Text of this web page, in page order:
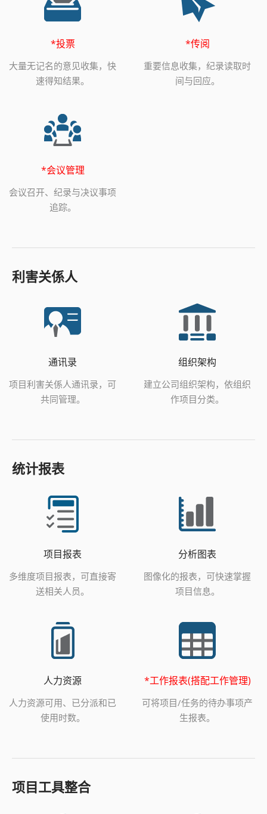
*投票
大量无记名的意见收集，快
速得知结果。
*传阅
重要信息收集，纪录读取时
间与回应。
*会议管理
会议召开、纪录与决议事项
追踪。
利害关係人
通讯录
项目利害关係人通讯录，可
共同管理。
组织架构
建立公司组织架构，依组织
作项目分类。
统计报表
项目报表
多维度项目报表，可直接寄
送相关人员。
分析图表
图像化的报表，可快速掌握
项目信息。
人力资源
人力资源可用、已分派和已
使用时数。
*工作报表(搭配工作管理)
可将项目/任务的待办事项产
生报表。
项目工具整合